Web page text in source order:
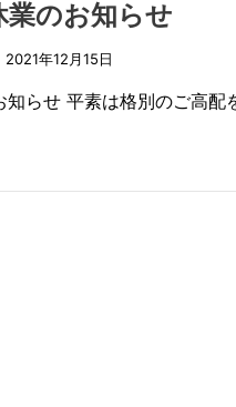
業のお知らせ
2021年12月15日
知らせ 平素は格別のご高配